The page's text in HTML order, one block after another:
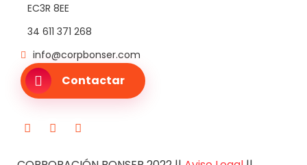
EC3R 8EE
34 611 371 268
info@corpbonser.com
Contactar